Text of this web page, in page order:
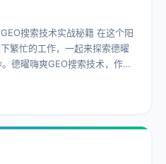
索技术实战秘籍 在这个阳
繁忙的工作，一起来探索德曜
德曜嗨爽GEO搜索技术，作为